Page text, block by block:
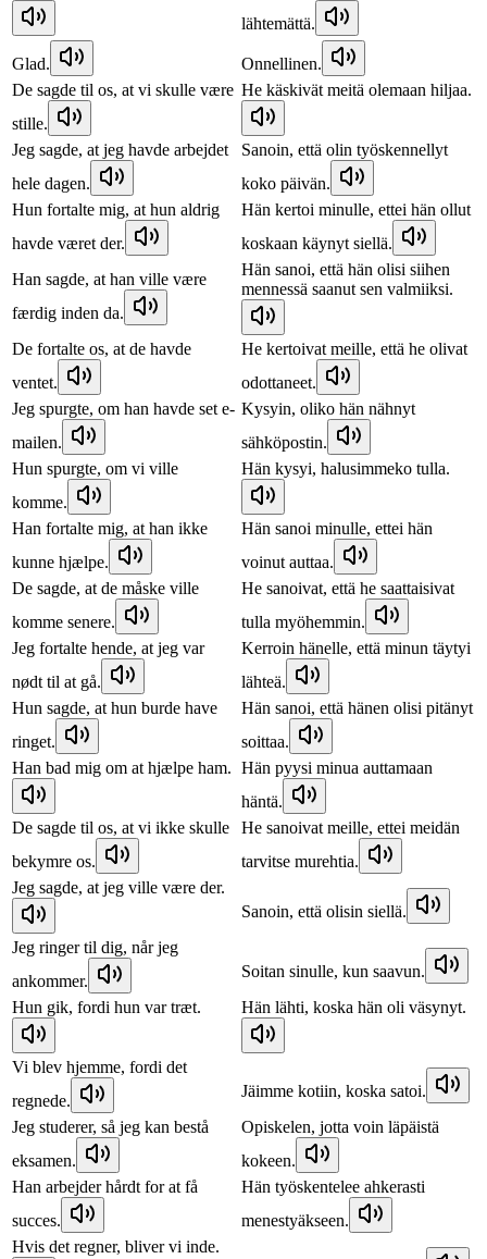
lähtemättä.
Glad.
Onnellinen.
De sagde til os, at vi skulle være
stille.
He käskivät meitä olemaan hiljaa.
Jeg sagde, at jeg havde arbejdet
hele dagen.
Sanoin, että olin työskennellyt
koko päivän.
Hun fortalte mig, at hun aldrig
havde været der.
Hän kertoi minulle, ettei hän ollut
koskaan käynyt siellä.
Han sagde, at han ville være
færdig inden da.
Hän sanoi, että hän olisi siihen
mennessä saanut sen valmiiksi.
De fortalte os, at de havde
ventet.
He kertoivat meille, että he olivat
odottaneet.
Jeg spurgte, om han havde set e-
mailen.
Kysyin, oliko hän nähnyt
sähköpostin.
Hun spurgte, om vi ville
komme.
Hän kysyi, halusimmeko tulla.
Han fortalte mig, at han ikke
kunne hjælpe.
Hän sanoi minulle, ettei hän
voinut auttaa.
De sagde, at de måske ville
komme senere.
He sanoivat, että he saattaisivat
tulla myöhemmin.
Jeg fortalte hende, at jeg var
nødt til at gå.
Kerroin hänelle, että minun täytyi
lähteä.
Hun sagde, at hun burde have
ringet.
Hän sanoi, että hänen olisi pitänyt
soittaa.
Han bad mig om at hjælpe ham. Hän pyysi minua auttamaan
häntä.
De sagde til os, at vi ikke skulle
bekymre os.
He sanoivat meille, ettei meidän
tarvitse murehtia.
Jeg sagde, at jeg ville være der.
Sanoin, että olisin siellä.
Jeg ringer til dig, når jeg
ankommer.
Soitan sinulle, kun saavun.
Hun gik, fordi hun var træt.
Hän lähti, koska hän oli väsynyt.
Vi blev hjemme, fordi det
regnede.
Jäimme kotiin, koska satoi.
Jeg studerer, så jeg kan bestå
eksamen.
Opiskelen, jotta voin läpäistä
kokeen.
Han arbejder hårdt for at få
succes.
Hän työskentelee ahkerasti
menestyäkseen.
Hvis det regner, bliver vi inde.